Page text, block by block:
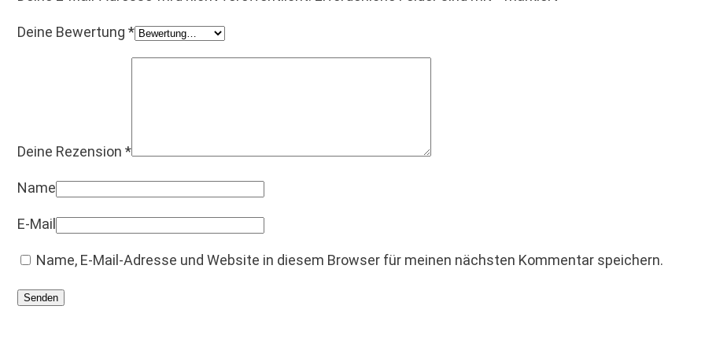
Deine Bewertung *
Deine Rezension *
Name
E-Mail
Name, E-Mail-Adresse und Website in diesem Browser für meinen nächsten Kommentar speichern.